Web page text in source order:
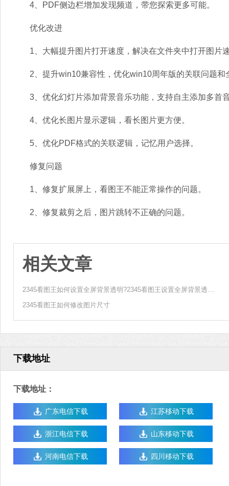
4、PDF侧边栏增加发现频道，带您探索更多可能。
优化改进
1、大幅提升图片打开速度，解决在文件夹中打开图片
2、提升win10兼容性，优化win10周年版的关联问题和
3、优化幻灯片添加背景音乐功能，支持自主添加多首
4、优化长图片显示逻辑，看长图片更方便。
5、优化PDF格式的关联逻辑，记忆用户选择。
修复问题
1、修复扩展屏上，看图王不能正常操作的问题。
2、修复裁剪之后，图片跳转不正确的问题。
相关文章
2345看图王如何修改图片尺寸
下载地址
下载地址：
广东电信下载 江苏移动下载
浙江电信下载 山东移动下载
河南电信下载 四川移动下载